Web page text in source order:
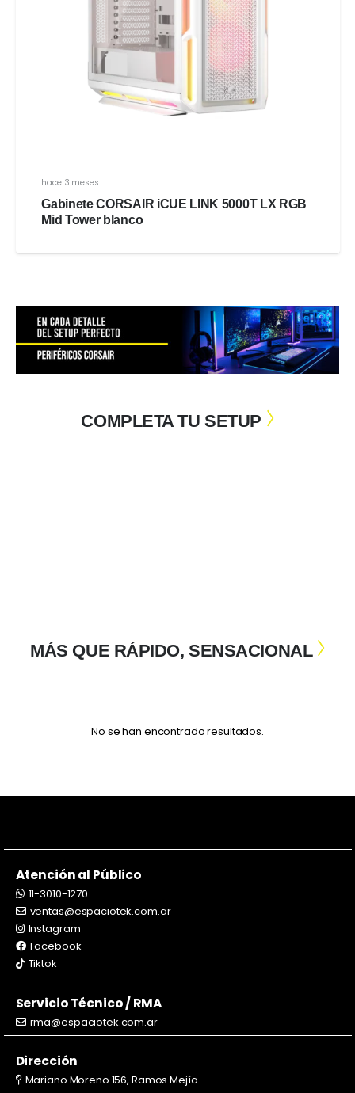
hace 3 meses
Gabinete CORSAIR iCUE LINK 5000T LX RGB
Mid Tower blanco
COMPLETA TU SETUP
MÁS QUE RÁPIDO, SENSACIONAL
No se han encontrado resultados.
Atención al Público
11-3010-1270
ventas@espaciotek.com.ar
Instagram
Facebook
Tiktok
Servicio Técnico / RMA
rma@espaciotek.com.ar
Dirección
Mariano Moreno 156, Ramos Mejía